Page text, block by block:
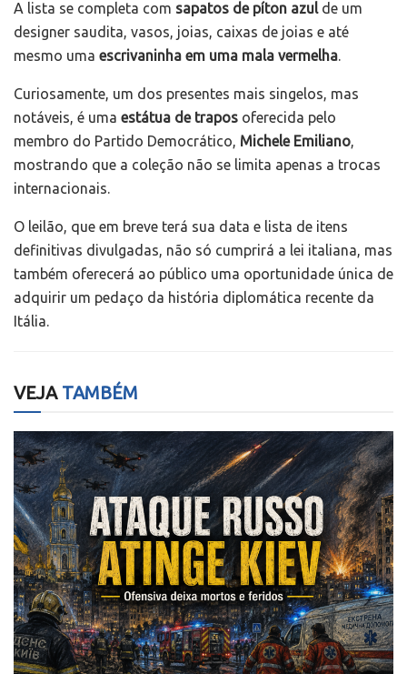
A lista se completa com sapatos de píton azulde um
designer saudita, vasos, joias, caixas de joias e até
mesmo uma escrivaninha em uma mala vermelha.
Curiosamente, um dos presentes mais singelos, mas
notáveis, é uma estátua de trapos oferecida pelo
membro do Partido Democrático, Michele Emiliano,
mostrando que a coleção não se limita apenas a trocas
internacionais.
O leilão, que em breve terá sua data e lista de itens
definitivas divulgadas, não só cumprirá a lei italiana, mas
também oferecerá ao público uma oportunidade única de
adquirir um pedaço da história diplomática recente da
Itália.
VEJATAMBÉM